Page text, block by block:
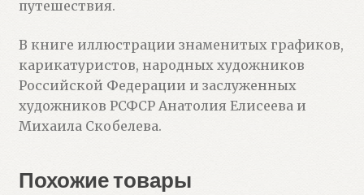
путешествия.
В книге иллюстрации знаменитых графиков,
карикатуристов, народных художников
Российской Федерации и заслуженных
художников РСФСР Анатолия Елисеева и
Михаила Скобелева.
Похожие товары